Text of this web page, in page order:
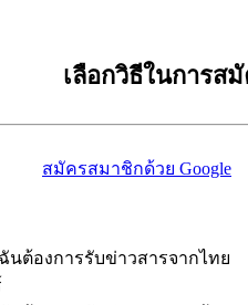
เลือกวิธีในการส
สมัครสมาชิกด้วย Google
ฉันต้องการรับข่าวสารจากไทย